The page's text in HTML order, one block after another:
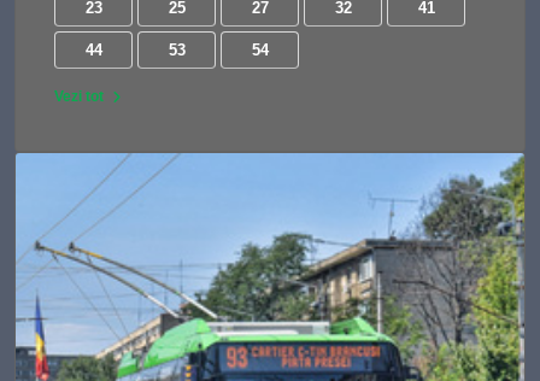
23 25 27 32 41
44 53 54
Vezi tot